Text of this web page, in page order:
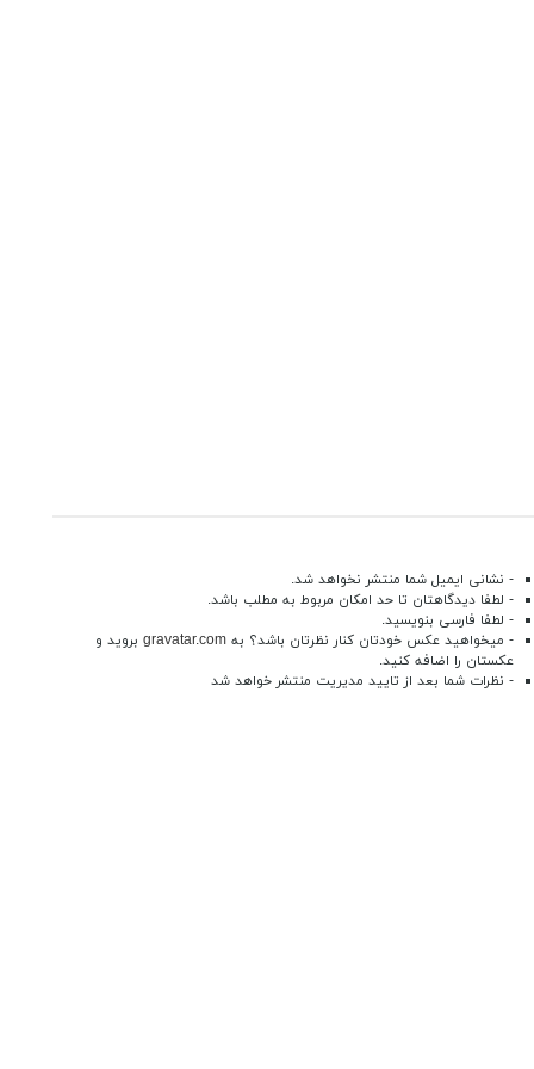
- نشانی ایمیل شما منتشر نخواهد شد.
- لطفا دیدگاهتان تا حد امکان مربوط به مطلب باشد.
- لطفا فارسی بنویسید.
- میخواهید عکس خودتان کنار نظرتان باشد؟ به gravatar.com بروید و
عکستان را اضافه کنید.
- نظرات شما بعد از تایید مدیریت منتشر خواهد شد